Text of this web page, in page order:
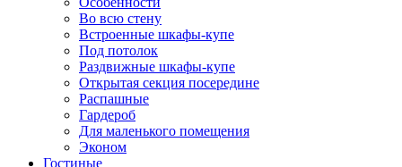
Во всю стену
Встроенные шкафы-купе
Под потолок
Раздвижные шкафы-купе
Открытая секция посередине
Распашные
Гардероб
Для маленького помещения
Эконом
Гостиные